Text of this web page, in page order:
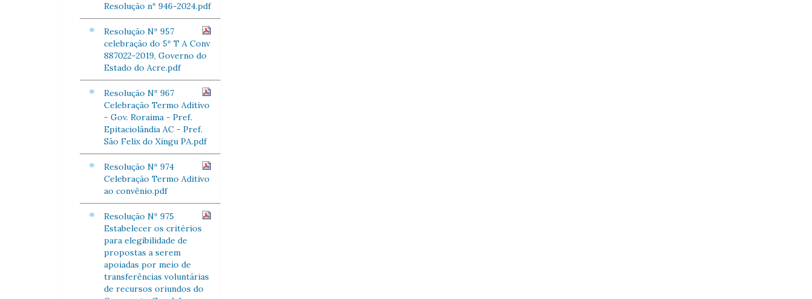
Resolução nº 946-2024.pdf
Resolução Nº 957
celebração do 5º T A Conv
887022-2019, Governo do
Estado do Acre.pdf
Resolução Nº 967
Celebração Termo Aditivo
- Gov. Roraima - Pref.
Epitaciolândia AC - Pref.
São Felix do Xingu PA.pdf
Resolução Nº 974
Celebração Termo Aditivo
ao convênio.pdf
Resolução Nº 975
Estabelecer os critérios
para elegibilidade de
propostas a serem
apoiadas por meio de
transferências voluntárias
de recursos oriundos do